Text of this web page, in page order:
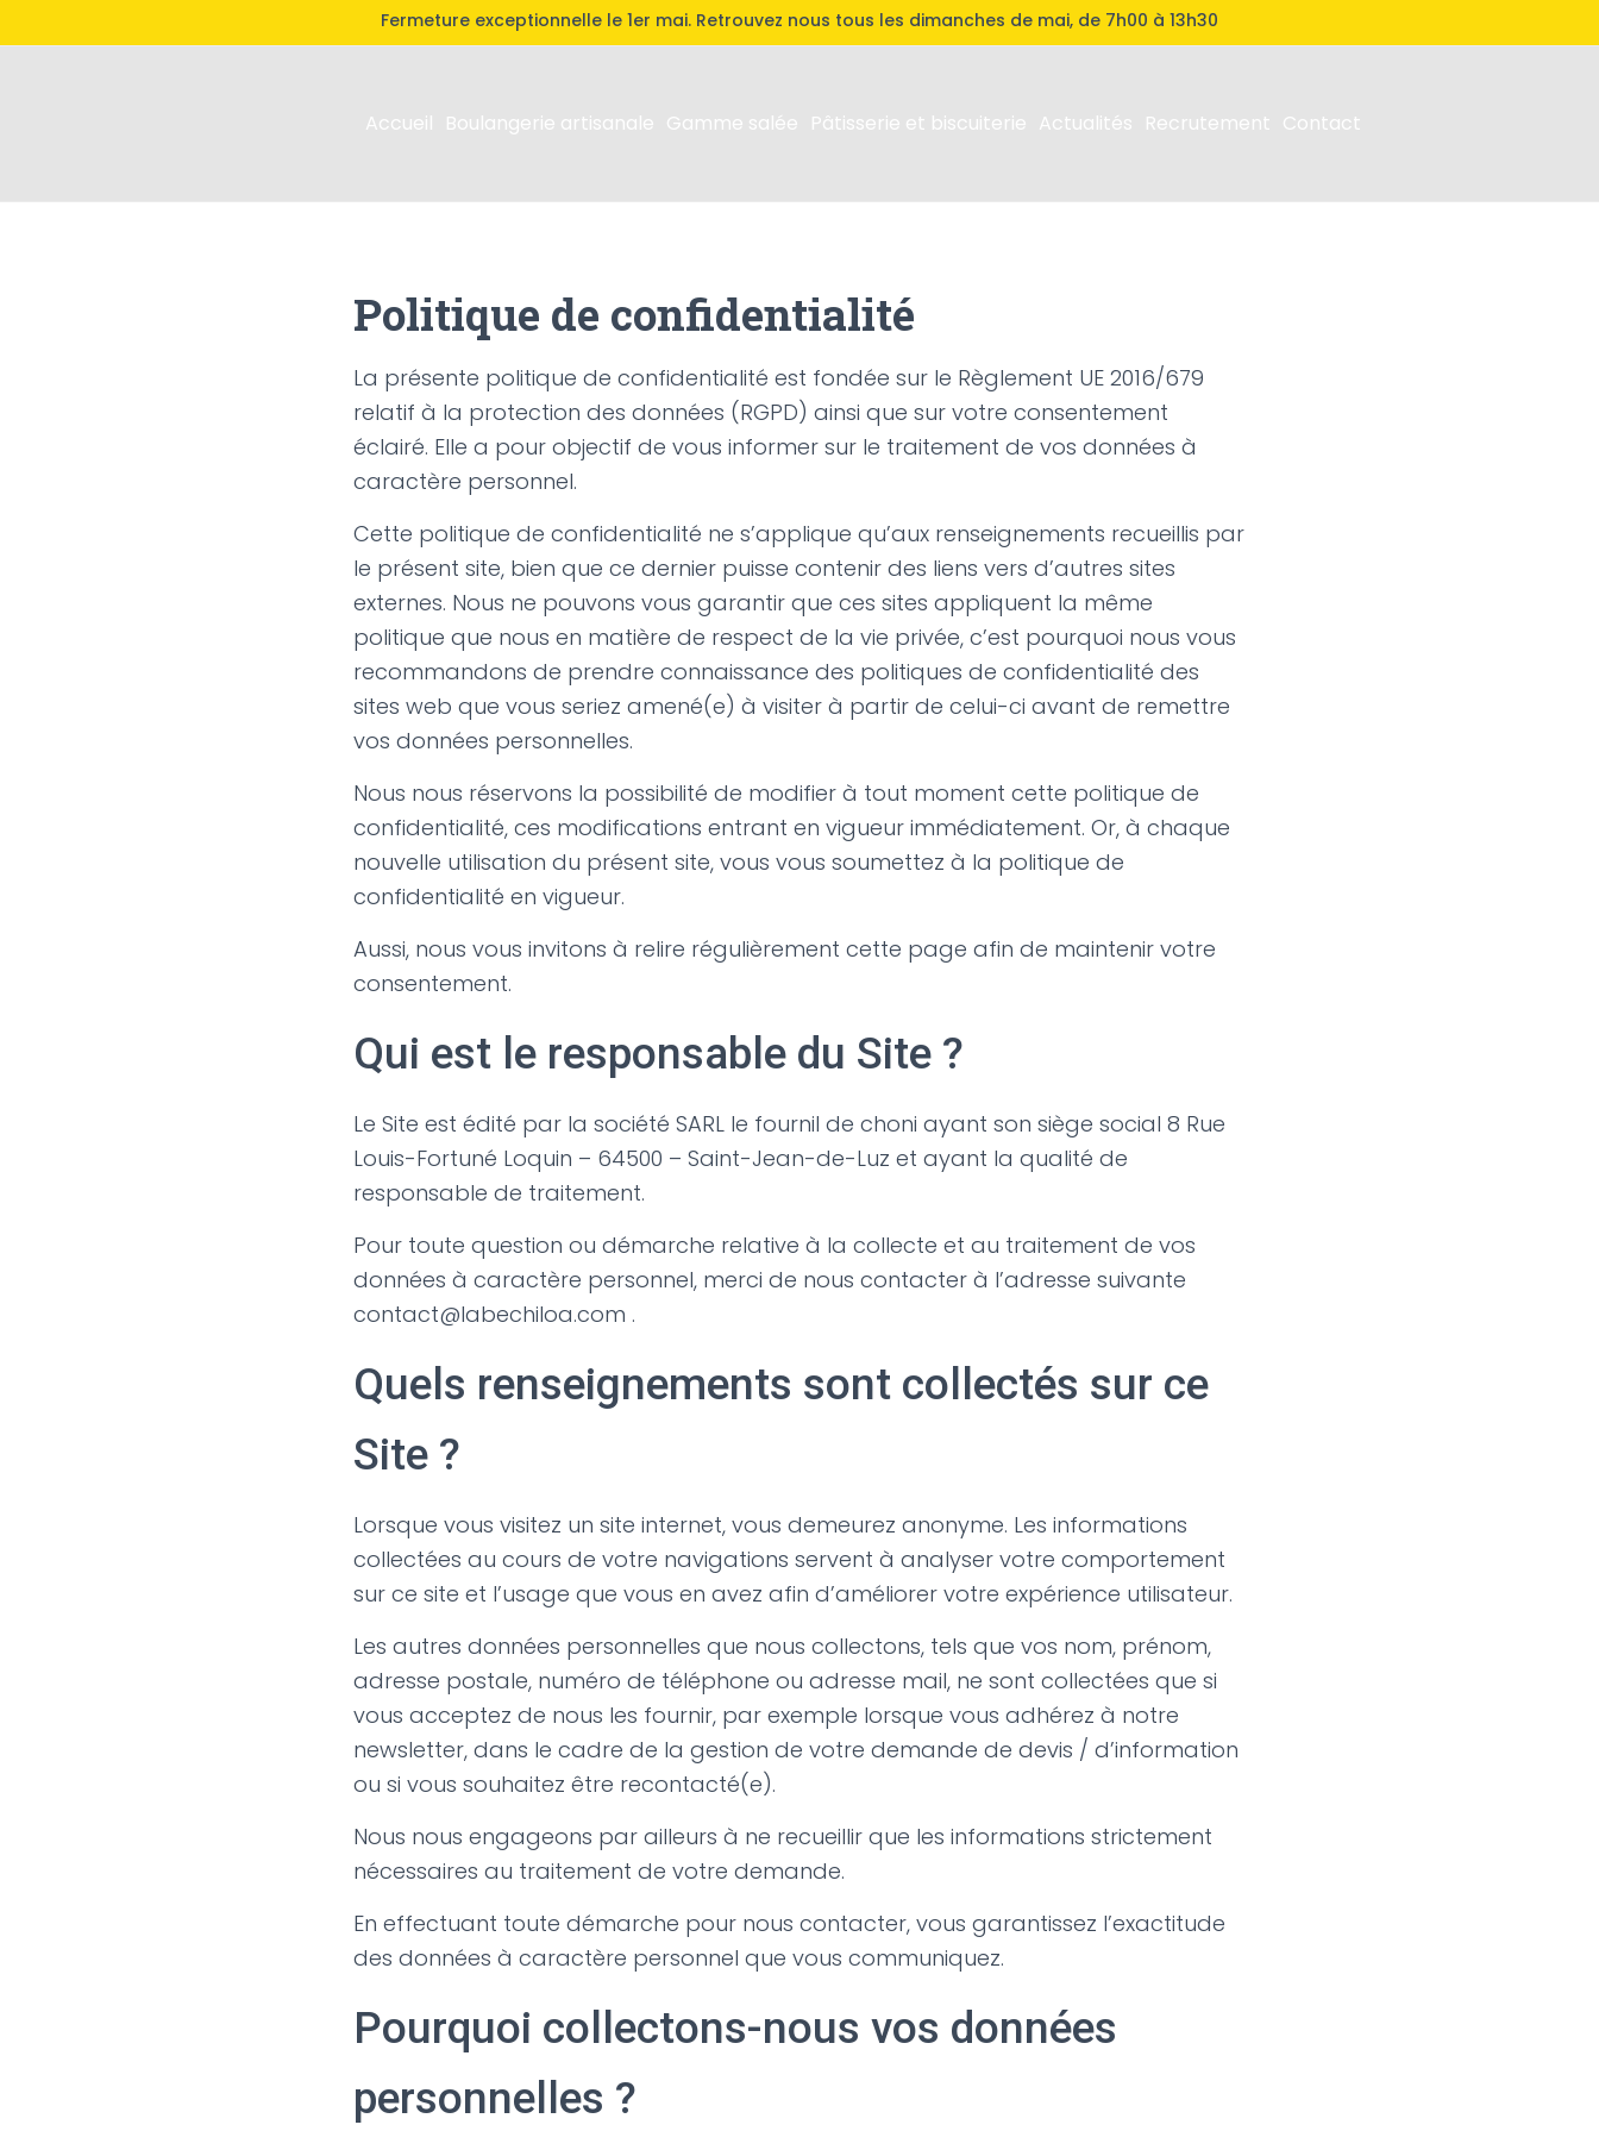
Fermeture exceptionnelle le 1er mai. Retrouvez nous tous les dimanches de mai, de 7h00 à 13h30
Accueil Boulangerie artisanale Gamme salée Pâtisserie et biscuiterie Actualités Recrutement Contact
Politique de confidentialité
La présente politique de confidentialité est fondée sur le Règlement UE 2016/679
relatif à la protection des données (RGPD) ainsi que sur votre consentement
éclairé. Elle a pour objectif de vous informer sur le traitement de vos données à
caractère personnel.
Cette politique de confidentialité ne s’applique qu’aux renseignements recueillis par
le présent site, bien que ce dernier puisse contenir des liens vers d’autres sites
externes. Nous ne pouvons vous garantir que ces sites appliquent la même
politique que nous en matière de respect de la vie privée, c’est pourquoi nous vous
recommandons de prendre connaissance des politiques de confidentialité des
sites web que vous seriez amené(e) à visiter à partir de celui-ci avant de remettre
vos données personnelles.
Nous nous réservons la possibilité de modifier à tout moment cette politique de
confidentialité, ces modifications entrant en vigueur immédiatement. Or, à chaque
nouvelle utilisation du présent site, vous vous soumettez à la politique de
confidentialité en vigueur.
Aussi, nous vous invitons à relire régulièrement cette page afin de maintenir votre
consentement.
Qui est le responsable du Site ?
Le Site est édité par la société SARL le fournil de choni ayant son siège social 8 Rue
Louis-Fortuné Loquin – 64500 – Saint-Jean-de-Luz et ayant la qualité de
responsable de traitement.
Pour toute question ou démarche relative à la collecte et au traitement de vos
données à caractère personnel, merci de nous contacter à l’adresse suivante
contact@labechiloa.com .
Quels renseignements sont collectés sur ce
Site ?
Lorsque vous visitez un site internet, vous demeurez anonyme. Les informations
collectées au cours de votre navigations servent à analyser votre comportement
sur ce site et l’usage que vous en avez afin d’améliorer votre expérience utilisateur.
Les autres données personnelles que nous collectons, tels que vos nom, prénom,
adresse postale, numéro de téléphone ou adresse mail, ne sont collectées que si
vous acceptez de nous les fournir, par exemple lorsque vous adhérez à notre
newsletter, dans le cadre de la gestion de votre demande de devis / d’information
ou si vous souhaitez être recontacté(e).
Nous nous engageons par ailleurs à ne recueillir que les informations strictement
nécessaires au traitement de votre demande.
En effectuant toute démarche pour nous contacter, vous garantissez l’exactitude
des données à caractère personnel que vous communiquez.
Pourquoi collectons-nous vos données
personnelles ?